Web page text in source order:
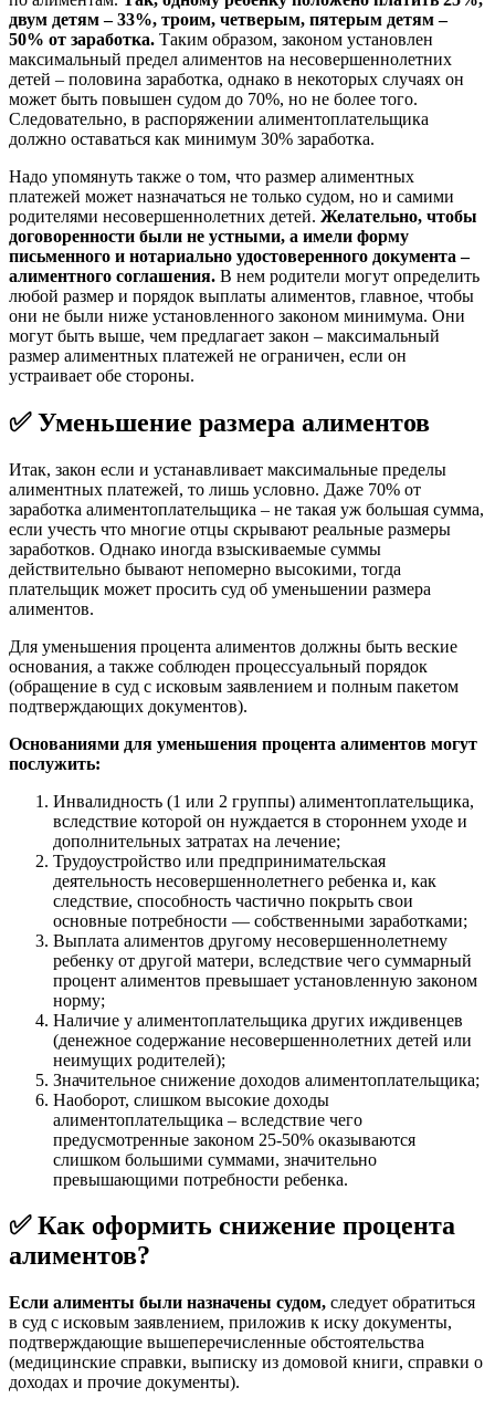
двум детям – 33%, троим, четверым, пятерым детям –
50% от заработка. Таким образом, законом установлен
максимальный предел алиментов на несовершеннолетних
детей – половина заработка, однако в некоторых случаях он
может быть повышен судом до 70%, но не более того.
Следовательно, в распоряжении алиментоплательщика
должно оставаться как минимум 30% заработка.
Надо упомянуть также о том, что размер алиментных
платежей может назначаться не только судом, но и самими
родителями несовершеннолетних детей. Желательно, чтобы
договоренности были не устными, а имели форму
письменного и нотариально удостоверенного документа –
алиментного соглашения. В нем родители могут определить
любой размер и порядок выплаты алиментов, главное, чтобы
они не были ниже установленного законом минимума. Они
могут быть выше, чем предлагает закон – максимальный
размер алиментных платежей не ограничен, если он
устраивает обе стороны.
✅Уменьшение размера алиментов
Итак, закон если и устанавливает максимальные пределы
алиментных платежей, то лишь условно. Даже 70% от
заработка алиментоплательщика – не такая уж большая сумма,
если учесть что многие отцы скрывают реальные размеры
заработков. Однако иногда взыскиваемые суммы
действительно бывают непомерно высокими, тогда
плательщик может просить суд об уменьшении размера
алиментов.
Для уменьшения процента алиментов должны быть веские
основания, а также соблюден процессуальный порядок
(обращение в суд с исковым заявлением и полным пакетом
подтверждающих документов).
Основаниями для уменьшения процента алиментов могут
послужить:
Инвалидность (1 или 2 группы) алиментоплательщика,
вследствие которой он нуждается в стороннем уходе и
дополнительных затратах на лечение;
Трудоустройство или предпринимательская
деятельность несовершеннолетнего ребенка и, как
следствие, способность частично покрыть свои
основные потребности — собственными заработками;
Выплата алиментов другому несовершеннолетнему
ребенку от другой матери, вследствие чего суммарный
процент алиментов превышает установленную законом
норму;
Наличие у алиментоплательщика других иждивенцев
(денежное содержание несовершеннолетних детей или
неимущих родителей);
Значительное снижение доходов алиментоплательщика;
Наоборот, слишком высокие доходы
алиментоплательщика – вследствие чего
предусмотренные законом 25-50% оказываются
слишком большими суммами, значительно
превышающими потребности ребенка.
✅Как оформить снижение процента
алиментов?
Если алименты были назначены судом, следует обратиться
в суд с исковым заявлением, приложив к иску документы,
подтверждающие вышеперечисленные обстоятельства
(медицинские справки, выписку из домовой книги, справки о
доходах и прочие документы).